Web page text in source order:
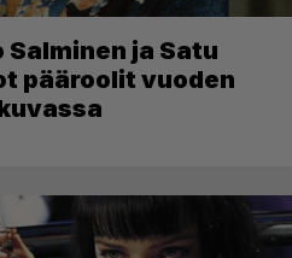
ja Satu
pääroolit vuoden